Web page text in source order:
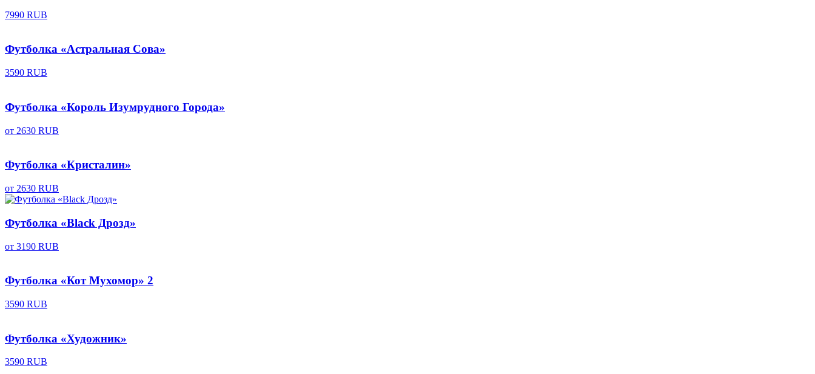
7990 RUB
Футболка «Астральная Сова»
3590 RUB
Футболка «Король Изумрудного Города»
от 2630 RUB
Футболка «Кристалин»
от 2630 RUB
Футболка «Black Дрозд»
от 3190 RUB
Футболка «Кот Мухомор» 2
3590 RUB
Футболка «Художник»
3590 RUB